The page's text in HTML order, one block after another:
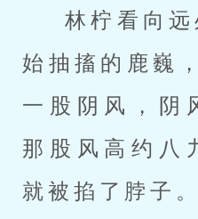
林柠看向
始抽搐的鹿巍
一股阴风，阴
那股风高约八
就被掐了脖子